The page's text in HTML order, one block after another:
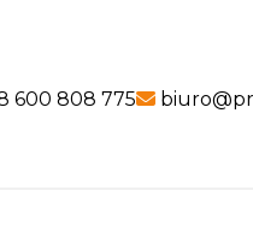
link
600 808 775